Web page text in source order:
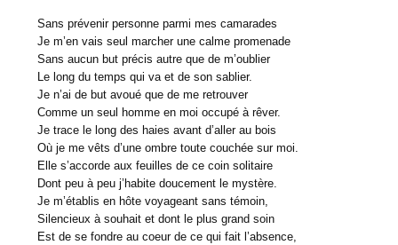
Sans prévenir personne parmi mes camarades
Je m’en vais seul marcher une calme promenade
Sans aucun but précis autre que de m’oublier
Le long du temps qui va et de son sablier.
Je n’ai de but avoué que de me retrouver
Comme un seul homme en moi occupé à rêver.
Je trace le long des haies avant d’aller au bois
Où je me vêts d’une ombre toute couchée sur moi.
Elle s’accorde aux feuilles de ce coin solitaire
Dont peu à peu j’habite doucement le mystère.
Je m’établis en hôte voyageant sans témoin,
Silencieux à souhait et dont le plus grand soin
Est de se fondre au coeur de ce qui fait l’absence,